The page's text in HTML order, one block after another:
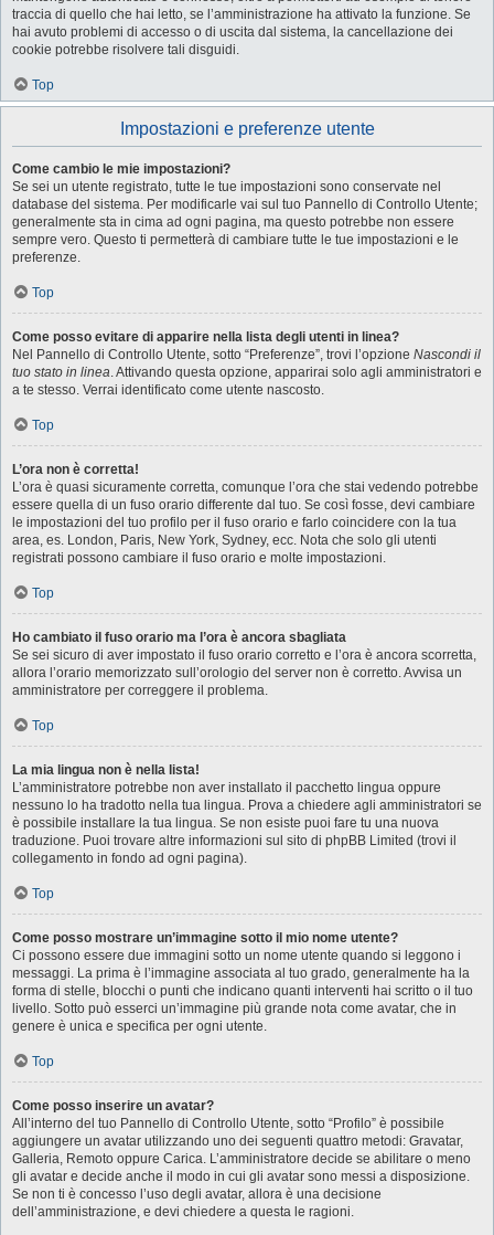
traccia di quello che hai letto, se l’amministrazione ha attivato la funzione. Se
hai avuto problemi di accesso o di uscita dal sistema, la cancellazione dei
cookie potrebbe risolvere tali disguidi.
Top
Impostazioni e preferenze utente
Come cambio le mie impostazioni?
Se sei un utente registrato, tutte le tue impostazioni sono conservate nel
database del sistema. Per modificarle vai sul tuo Pannello di Controllo Utente;
generalmente sta in cima ad ogni pagina, ma questo potrebbe non essere
sempre vero. Questo ti permetterà di cambiare tutte le tue impostazioni e le
preferenze.
Top
Come posso evitare di apparire nella lista degli utenti in linea?
Nel Pannello di Controllo Utente, sotto “Preferenze”, trovi l’opzione Nascondi il
tuo stato in linea. Attivando questa opzione, apparirai solo agli amministratori e
a te stesso. Verrai identificato come utente nascosto.
Top
L’ora non è corretta!
L’ora è quasi sicuramente corretta, comunque l’ora che stai vedendo potrebbe
essere quella di un fuso orario differente dal tuo. Se così fosse, devi cambiare
le impostazioni del tuo profilo per il fuso orario e farlo coincidere con la tua
area, es. London, Paris, New York, Sydney, ecc. Nota che solo gli utenti
registrati possono cambiare il fuso orario e molte impostazioni.
Top
Ho cambiato il fuso orario ma l’ora è ancora sbagliata
Se sei sicuro di aver impostato il fuso orario corretto e l’ora è ancora scorretta,
allora l’orario memorizzato sull’orologio del server non è corretto. Avvisa un
amministratore per correggere il problema.
Top
La mia lingua non è nella lista!
L’amministratore potrebbe non aver installato il pacchetto lingua oppure
nessuno lo ha tradotto nella tua lingua. Prova a chiedere agli amministratori se
è possibile installare la tua lingua. Se non esiste puoi fare tu una nuova
traduzione. Puoi trovare altre informazioni sul sito di phpBB Limited (trovi il
collegamento in fondo ad ogni pagina).
Top
Come posso mostrare un’immagine sotto il mio nome utente?
Ci possono essere due immagini sotto un nome utente quando si leggono i
messaggi. La prima è l’immagine associata al tuo grado, generalmente ha la
forma di stelle, blocchi o punti che indicano quanti interventi hai scritto o il tuo
livello. Sotto può esserci un’immagine più grande nota come avatar, che in
genere è unica e specifica per ogni utente.
Top
Come posso inserire un avatar?
All’interno del tuo Pannello di Controllo Utente, sotto “Profilo” è possibile
aggiungere un avatar utilizzando uno dei seguenti quattro metodi: Gravatar,
Galleria, Remoto oppure Carica. L’amministratore decide se abilitare o meno
gli avatar e decide anche il modo in cui gli avatar sono messi a disposizione.
Se non ti è concesso l’uso degli avatar, allora è una decisione
dell’amministrazione, e devi chiedere a questa le ragioni.